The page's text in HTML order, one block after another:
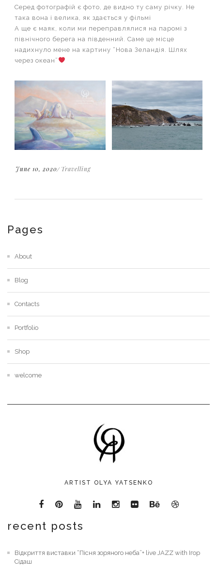
Серед фотографій є фото, де видно ту саму річку. Не
така вона і велика, як здається у фільмі
А ще є маяк, коли ми переправлялися на паромі з
північного берега на південний. Саме це місце
надихнуло мене на картину “Нова Зеландія. Шлях
через океан”
June 10, 2020 Travelling
Pages
About
Blog
Contacts
Portfolio
Shop
welcome
ARTIST OLYA YATSENKO
recent posts
Відкриття виставки “Пісня зоряного неба”+ live JAZZ with Ігор
Сідаш